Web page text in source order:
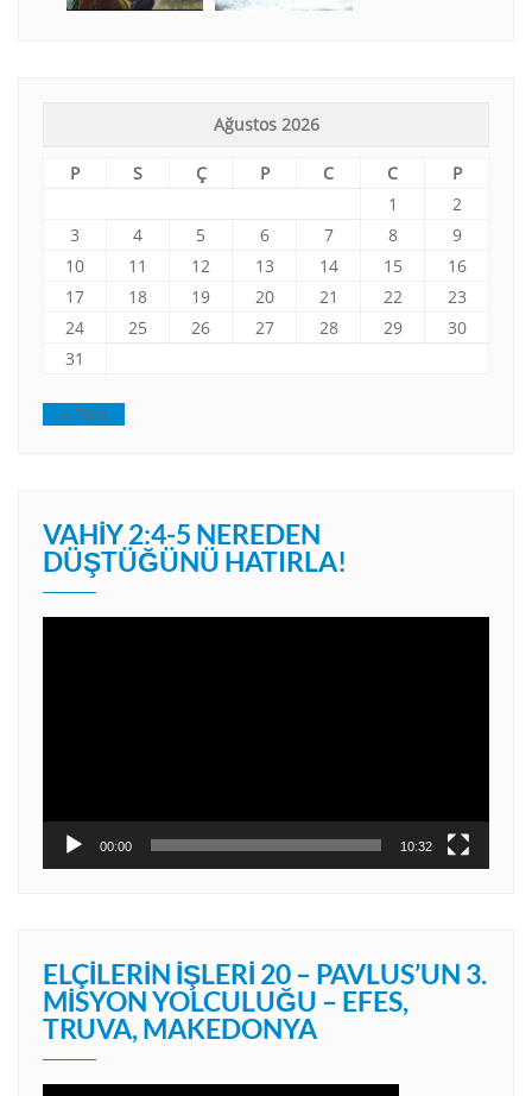
Ağustos 2026
P S Ç P C C
P
1
2
3
4 5 6 7 8
9
10
11 12 13 14 15
16
17
18 19 20 21 22
23
24
25 26 27 28 29
30
31
« Tem
VAHIY 2:4-5 NEREDEN
DÜŞTÜĞÜNÜ HATIRLA!
00:00 10:32
ELÇILERIN İŞLERI 20 – PAVLUS’UN 3.
MISYON YOLCULUĞU – EFES,
TRUVA, MAKEDONYA